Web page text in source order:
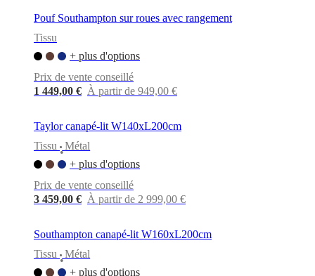
Pouf Southampton sur roues avec rangement
Tissu
+ plus d'options
Prix de vente conseillé
1 449,00 € À partir de 949,00 €
Taylor canapé-lit W140xL200cm
Tissu
•
Métal
+ plus d'options
Prix de vente conseillé
3 459,00 € À partir de 2 999,00 €
Southampton canapé-lit W160xL200cm
Tissu
•
Métal
+ plus d'options